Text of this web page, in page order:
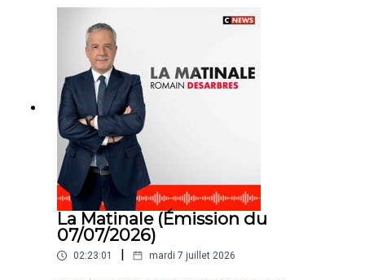
La Matinale (Émission du
07/07/2026)
02:23:01 mardi 7 juillet 2026